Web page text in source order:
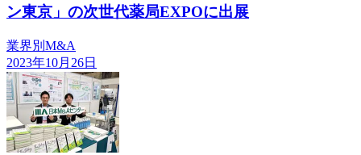
ン東京」の次世代薬局EXPOに出展
業界別M&A
2023年10月26日